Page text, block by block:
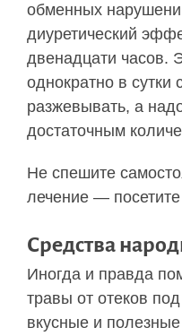
обменных
диуретический
двенадцати часов.
однократно в сутки
разжевывать, а
достаточным
Не спешите
лечение —
Средства
Иногда и правда
травы от отеков
вкусные и